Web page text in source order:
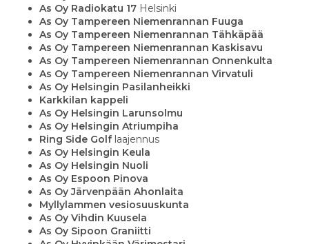
As Oy Radiokatu 17 Helsinki
As Oy Tampereen Niemenrannan Fuuga
As Oy Tampereen Niemenrannan Tähkäpää
As Oy Tampereen Niemenrannan Kaskisavu
As Oy Tampereen Niemenrannan Onnenkulta
As Oy Tampereen Niemenrannan Virvatuli
As Oy Helsingin Pasilanheikki
Karkkilan kappeli
As Oy Helsingin Larunsolmu
As Oy Helsingin Atriumpiha
Ring Side Golflaajennus
As Oy Helsingin Keula
As Oy Helsingin Nuoli
As Oy Espoon Pinova
As Oy Järvenpään Ahonlaita
Myllylammen vesiosuuskunta
As Oy Vihdin Kuusela
As Oy Sipoon Graniitti